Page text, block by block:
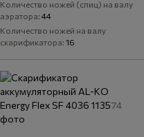
Количество ножей (спиц) на валу
аэратора 44
Количество ножей на валу
скарификатора 16